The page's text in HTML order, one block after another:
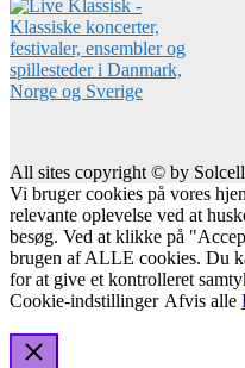
All sites copyright © by
Vi bruger cookies på vores
relevante oplevelse ved at
besøg. Ved at klikke på
brugen af ALLE cookies. Du
for at give et kontrolleret
Cookie-indstillinger Afvis alle